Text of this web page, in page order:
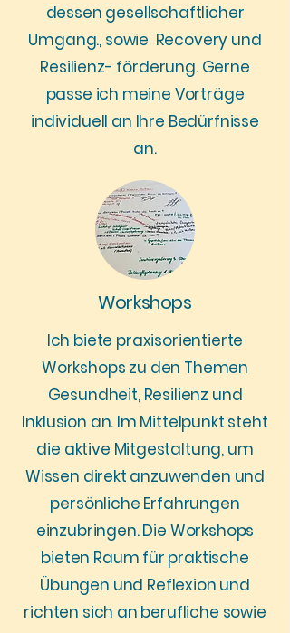
dessen gesellschaftlicher
Umgang., sowie Recovery und
Resilienz- förderung. Gerne
passe ich meine Vorträge
individuell an Ihre Bedürfnisse
an.
Workshops
Ich biete praxisorientierte
Workshops zu den Themen
Gesundheit, Resilienz und
Inklusion an. Im Mittelpunkt steht
die aktive Mitgestaltung, um
Wissen direkt anzuwenden und
persönliche Erfahrungen
einzubringen. Die Workshops
bieten Raum für praktische
Übungen und Reflexion und
richten sich an berufliche sowie